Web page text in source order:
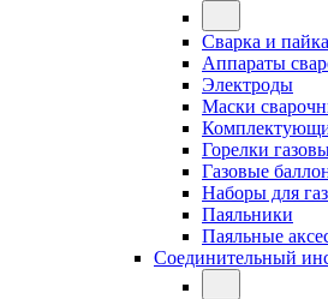
Сварка и пайка
Аппараты
Электроды
Маски
Горелки
Газовые
Наборы для
Паяльники
Паяльные
Соединительный